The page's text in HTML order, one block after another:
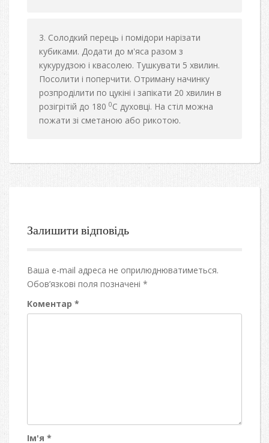
Солодкий перець і помідори нарізати
кубиками. Додати до м'яса разом з
кукурудзою і квасолею. Тушкувати 5 хвилин.
Посолити і поперчити. Отриману начинку
розпроділити по цукіні і запікати 20 хвилин в
розігрітій до 180 0С духовці. На стіл можна
пожати зі сметаною або рикотою.
Залишити відповідь
Ваша e-mail адреса не оприлюднюватиметься.
Обов’язкові поля позначені *
Коментар *
Ім'я *